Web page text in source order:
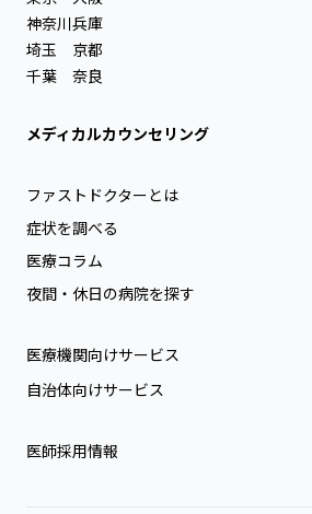
神奈川
埼玉
千葉
兵庫
京都
奈良
メディカルカウンセリング
ファストドクターとは
症状を調べる
医療コラム
夜間・休日の病院を探す
医療機関向けサービス
自治体向けサービス
医師採用情報